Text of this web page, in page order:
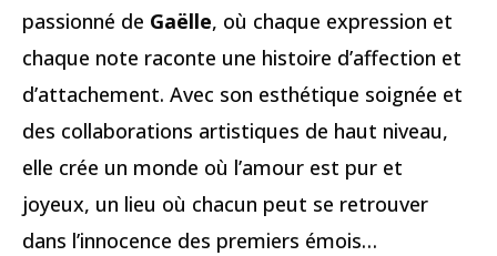
passionné de Gaëlle, où chaque expression et
chaque note raconte une histoire d’affection et
d’attachement. Avec son esthétique soignée et
des collaborations artistiques de haut niveau,
elle crée un monde où l’amour est pur et
joyeux, un lieu où chacun peut se retrouver
dans l’innocence des premiers émois…